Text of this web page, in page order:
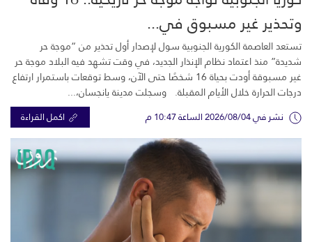
وتحذير غير مسبوق في...
تستعد العاصمة الكورية الجنوبية سول لإصدار أول تحذير من “موجة حر
شديدة” منذ اعتماد نظام الإنذار الجديد، في وقت تشهد فيه البلاد موجة حر
غير مسبوقة أودت بحياة 16 شخصًا حتى الآن، وسط توقعات باستمرار ارتفاع
درجات الحرارة خلال الأيام المقبلة. وسجلت مدينة يانجسان،...
نشر في 2026/08/04 الساعة 10:47 م اكمل القراءة